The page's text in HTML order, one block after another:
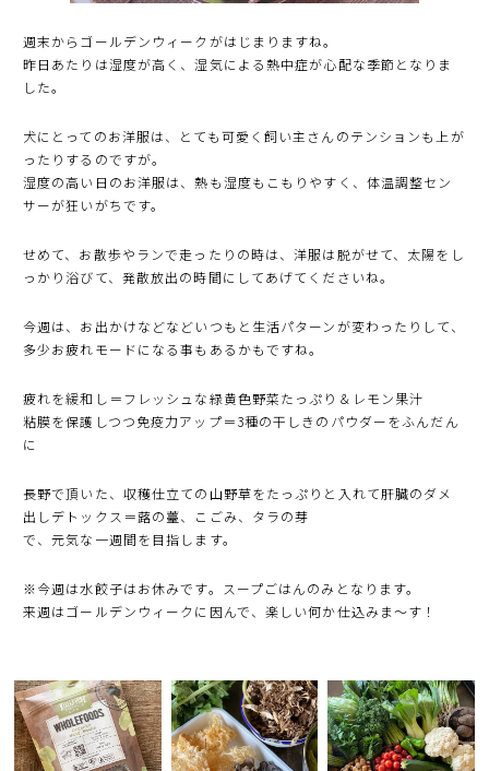
週末からゴールデンウィークがはじまりますね。
昨日あたりは湿度が高く、湿気による熱中症が心配な季節となりま
した。
犬にとってのお洋服は、とても可愛く飼い主さんのテンションも上が
ったりするのですが。
湿度の高い日のお洋服は、熱も湿度もこもりやすく、体温調整セン
サーが狂いがちです。
せめて、お散歩やランで走ったりの時は、洋服は脱がせて、太陽をし
っかり浴びて、発散放出の時間にしてあげてくださいね。
今週は、お出かけなどなどいつもと生活パターンが変わったりして、
多少お疲れモードになる事もあるかもですね。
疲れを緩和し＝フレッシュな緑黄色野菜たっぷり＆レモン果汁
粘膜を保護しつつ免疫力アップ＝3種の干しきのパウダーをふんだん
に
長野で頂いた、収穫仕立ての山野草をたっぷりと入れて肝臓のダメ
出しデトックス＝蕗の薹、こごみ、タラの芽
で、元気な一週間を目指します。
※今週は水餃子はお休みです。スープごはんのみとなります。
来週はゴールデンウィークに因んで、楽しい何か仕込みま〜す！